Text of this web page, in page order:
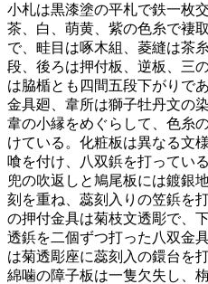
小札は黒漆塗の平札で鉄一枚
茶、白、萌黄、紫の色糸で褄
で、畦目は啄木組、菱縫は茶
段、後ろは押付板、逆板、三
は脇楯とも四間五段下がりであ
金具廻、韋所は獅子牡丹文の
韋の小縁をめぐらして、色糸
けている。化粧板は異なる文
喰を付け、八双鋲を打っている
兜の吹返しと鳩尾板には鍍銀
刻を重ね、蕊刻入りの笠鋲を
の押付金具は菊枝文透彫で、
透鋲を二個ずつ打った八双金
は菊透彫座に蕊刻入の鐶台を
綿噛の障子板は一隻欠失し、